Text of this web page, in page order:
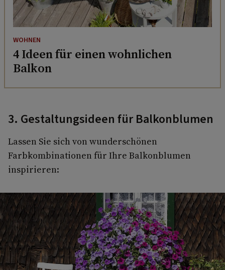
WOHNEN
4 Ideen für einen wohnlichen
Balkon
3. Gestaltungsideen für Balkonblumen
Lassen Sie sich von wunderschönen
Farbkombinationen für Ihre Balkonblumen
inspirieren: